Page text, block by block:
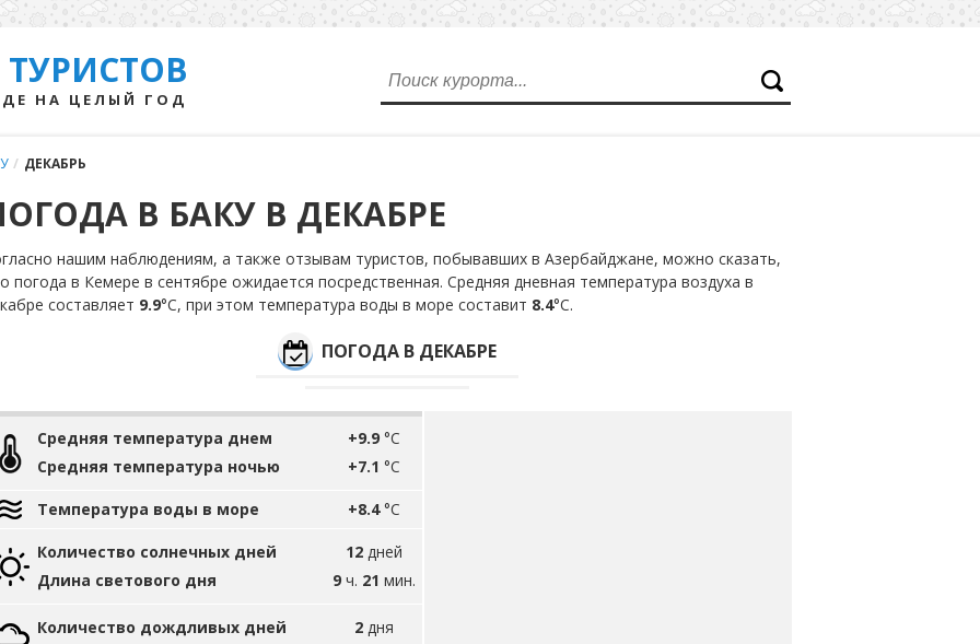
НА ЦЕЛЫЙ ГОД
/ ДЕКАБРЬ
В БАКУ В ДЕКАБРЕ
нашим наблюдениям, а также отзывам туристов, побывавших в Азербайджане, можно сказать,
погода в Кемере в сентябре ожидается посредственная. Средняя дневная температура воздуха в
составляет 9.9°С, при этом температура воды в море составит 8.4°С.
ПОГОДА В ДЕКАБРЕ
Средняя температура днем
Средняя температура ночью
+9.9 °C
+7.1 °C
Температура воды в море +8.4°C
Количество солнечных дней
Длина светового дня
12 дней
9 ч. 21 мин.
Количество дождливых дней
2 дня